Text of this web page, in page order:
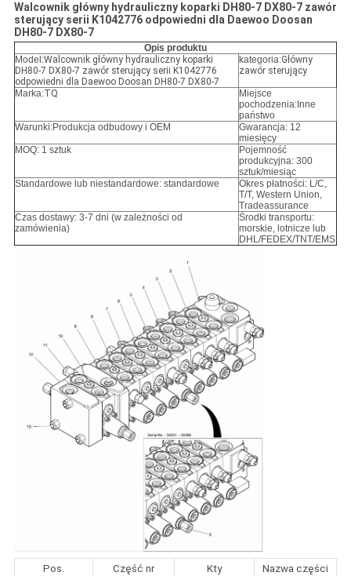
Walcownik główny hydrauliczny koparki DH80-7 DX80-7 zawór
sterujący serii K1042776 odpowiedni dla Daewoo Doosan
DH80-7 DX80-7
Opis produktu
Model:Walcownik główny hydrauliczny koparki
DH80-7 DX80-7 zawór sterujący serii K1042776
odpowiedni dla Daewoo Doosan DH80-7 DX80-7
kategoria:Główny
zawór sterujący
Marka:TQ
Miejsce
pochodzenia:Inne
państwo
Warunki:Produkcja odbudowy i OEM
Gwarancja: 12
miesięcy
MOQ: 1 sztuk
Pojemność
produkcyjna: 300
sztuk/miesiąc
Standardowe lub niestandardowe: standardowe
Okres płatności: L/C,
T/T, Western Union,
Tradeassurance
Czas dostawy: 3-7 dni (w zależności od
zamówienia)
Środki transportu:
morskie, lotnicze lub
DHL/FEDEX/TNT/EMS
Pos. Część nr Kty
Nazwa części